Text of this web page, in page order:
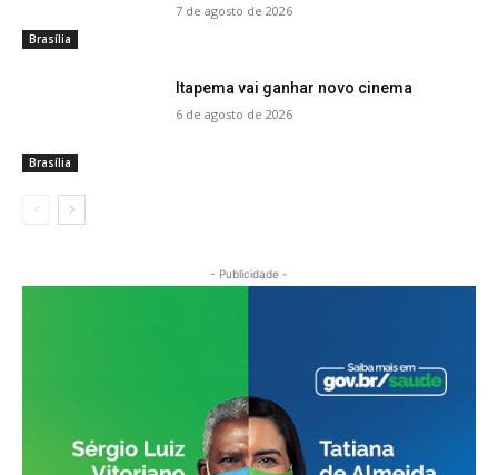
Brasília
7 de agosto de 2026
Brasília
Itapema vai ganhar novo cinema
6 de agosto de 2026
- Publicidade -